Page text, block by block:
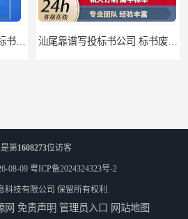
作的公司 标书制作课程 汕尾靠谱写投标书公司 标书废标原因
第1608273位访客
08-09 粤ICP备2024324323号-2
科技有限公司 保留所有权利.
网 免责声明 管理员入口 网站地图